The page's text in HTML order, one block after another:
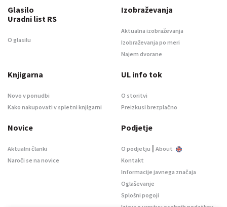
Glasilo
Uradni list RS
O glasilu
Izobraževanja
Aktualna izobraževanja
Izobraževanja po meri
Najem dvorane
Knjigarna
Novo v ponudbi
Kako nakupovati v spletni knjigarni
UL info tok
O storitvi
Preizkusi brezplačno
Novice
Aktualni članki
Naroči se na novice
Podjetje
O podjetju | About
Kontakt
Informacije javnega značaja
Oglaševanje
Splošni pogoji